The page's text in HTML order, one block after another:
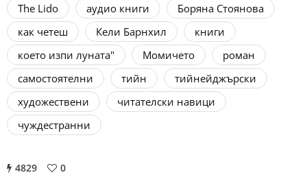
The Lido аудио книги
Боряна Стоянова
как четеш
Кели Барнхил
книги
което изпи луната"
Момичето
роман
самостоятелни
тийн
тийнейджърски
художествени
читателски навици
чуждестранни
4829 0